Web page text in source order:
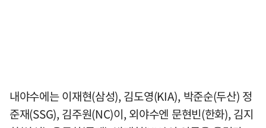
내야수에는 이재현(삼성), 김도영(KIA), 박준순(두산) 정
준재(SSG), 김주원(NC)이, 외야수엔 문현빈(한화), 김지